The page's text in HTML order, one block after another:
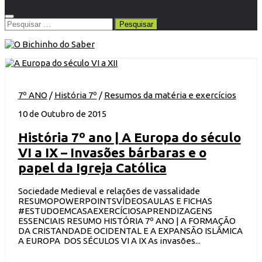
Pesquisar
por:
7º ANO / História 7º / Resumos da matéria e exercícios
10 de Outubro de 2015
História 7º ano | A Europa do século
VI a IX – Invasões bárbaras e o
papel da Igreja Católica
Sociedade Medieval e relações de vassalidade
RESUMOPOWERPOINTSVÍDEOSAULAS E FICHAS
#ESTUDOEMCASAEXERCÍCIOSAPRENDIZAGENS
ESSENCIAIS RESUMO HISTÓRIA 7º ANO | A FORMAÇÃO
DA CRISTANDADE OCIDENTAL E A EXPANSÃO ISLÂMICA
A EUROPA DOS SÉCULOS VI A IX As invasões...